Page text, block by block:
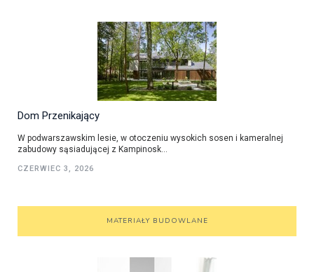
Dom Przenikający
W podwarszawskim lesie, w otoczeniu wysokich sosen i kameralnej
zabudowy sąsiadującej z Kampinosk...
CZERWIEC 3, 2026
MATERIAŁY BUDOWLANE